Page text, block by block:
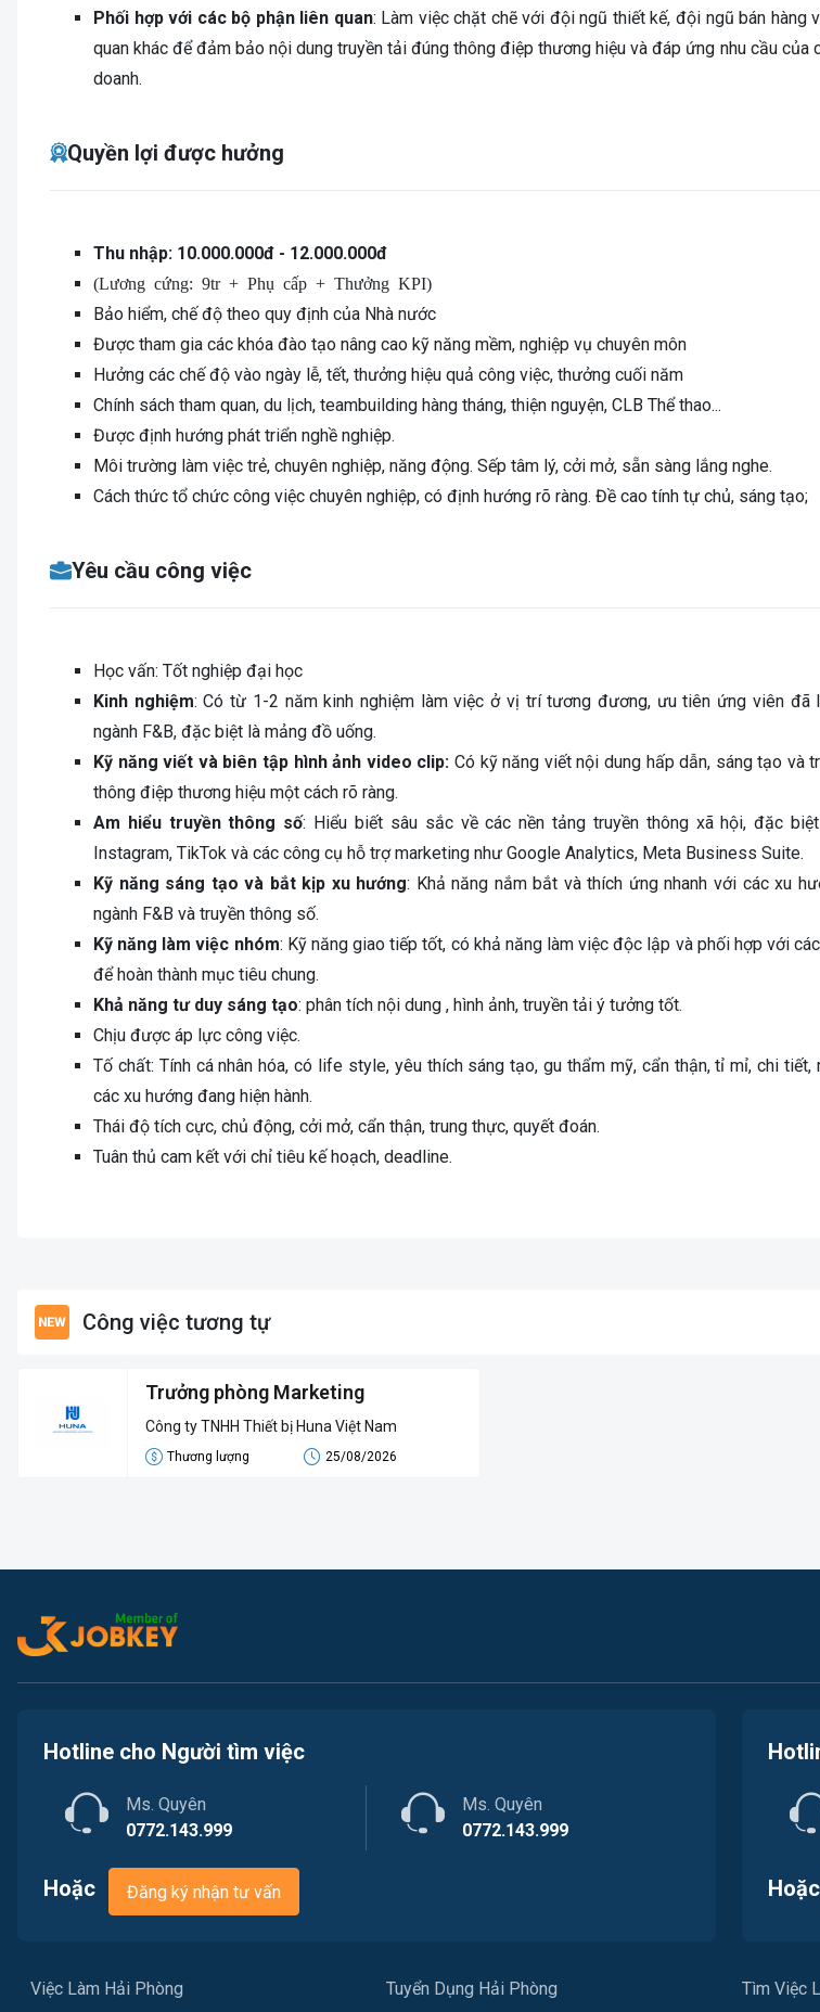
Phối hợp với các bộ phận liên quan: Làm việc chặt chẽ với đội ngũ thiết kế, đội ngũ bán hàng
quan khác để đảm bảo nội dung truyền tải đúng thông điệp thương hiệu và đáp ứng nhu cầu của
doanh.
Quyền lợi được hưởng
Thu nhập: 10.000.000đ - 12.000.000đ
(Lương cứng: 9tr + Phụ cấp + Thưởng KPI)
Bảo hiểm, chế độ theo quy định của Nhà nước
Được tham gia các khóa đào tạo nâng cao kỹ năng mềm, nghiệp vụ chuyên môn
Hưởng các chế độ vào ngày lễ, tết, thưởng hiệu quả công việc, thưởng cuối năm
Chính sách tham quan, du lịch, teambuilding hàng tháng, thiện nguyện, CLB Thể thao...
Được định hướng phát triển nghề nghiệp.
Môi trường làm việc trẻ, chuyên nghiệp, năng động. Sếp tâm lý, cởi mở, sẵn sàng lắng nghe.
Cách thức tổ chức công việc chuyên nghiệp, có định hướng rõ ràng. Đề cao tính tự chủ, sáng tạo;
Yêu cầu công việc
Học vấn: Tốt nghiệp đại học
Kinh nghiệm: Có từ 1-2 năm kinh nghiệm làm việc ở vị trí tương đương, ưu tiên ứng viên đã
ngành F&B, đặc biệt là mảng đồ uống.
Kỹ năng viết và biên tập hình ảnh video clip: Có kỹ năng viết nội dung hấp dẫn, sáng tạo và
thông điệp thương hiệu một cách rõ ràng.
Am hiểu truyền thông số: Hiểu biết sâu sắc về các nền tảng truyền thông xã hội, đặc
Instagram, TikTok và các công cụ hỗ trợ marketing như Google Analytics, Meta Business Suite.
Kỹ năng sáng tạo và bắt kịp xu hướng: Khả năng nắm bắt và thích ứng nhanh với các xu
ngành F&B và truyền thông số.
Kỹ năng làm việc nhóm: Kỹ năng giao tiếp tốt, có khả năng làm việc độc lập và phối hợp với
để hoàn thành mục tiêu chung.
Khả năng tư duy sáng tạo: phân tích nội dung , hình ảnh, truyền tải ý tưởng tốt.
Chịu được áp lực công việc.
Tố chất: Tính cá nhân hóa, có life style, yêu thích sáng tạo, gu thẩm mỹ, cẩn thận, tỉ mỉ, chi
các xu hướng đang hiện hành.
Thái độ tích cực, chủ động, cởi mở, cẩn thận, trung thực, quyết đoán.
Tuân thủ cam kết với chỉ tiêu kế hoạch, deadline.
Công việc tương tự
Trưởng phòng Marketing
Công ty TNHH Thiết bị Huna Việt Nam
Thương lượng 25/08/2026
Hotline cho Người tìm việc
Ms. Quyên
0772.143.999
Ms. Quyên
0772.143.999
Hoặc Đăng ký nhận tư vấn Hoặc
Việc Làm Hải Phòng Tuyển Dụng Hải Phòng Tìm Việc